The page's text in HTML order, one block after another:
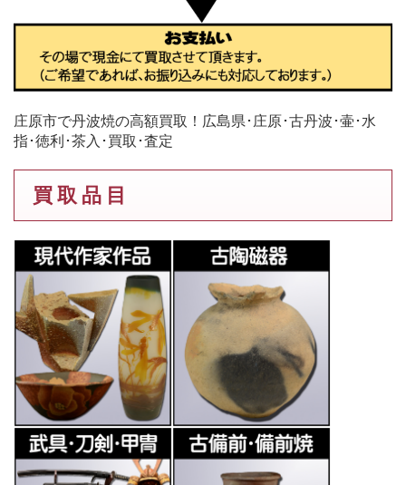
庄原市で丹波焼の高額買取！広島県･庄原･古丹波･壷･水
指･徳利･茶入･買取･査定
買 取 品 目